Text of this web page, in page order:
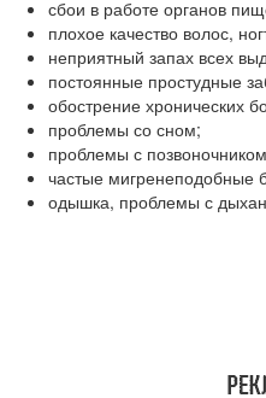
сбои в работе органов
плохое качество волос,
неприятный запах всех
постоянные простудные
обострение хронических
проблемы со сном;
проблемы с
частые мигренеподобные
одышка, проблемы с